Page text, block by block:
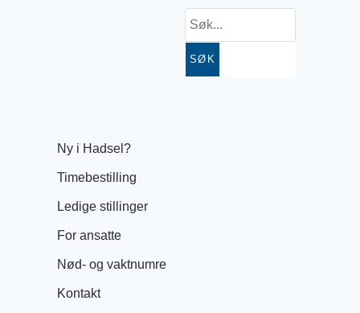
SØK
Ny i Hadsel?
Timebestilling
Ledige stillinger
For ansatte
Nød- og vaktnumre
Kontakt